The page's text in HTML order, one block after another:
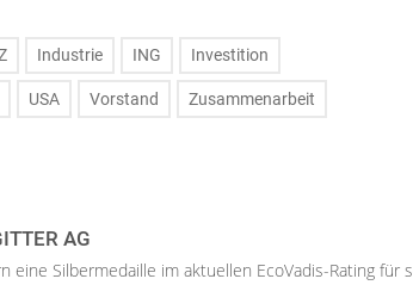
Industrie ING Investition
USA Vorstand Zusammenarbeit
AG
eine Silbermedaille im aktuellen EcoVadis-Rating für